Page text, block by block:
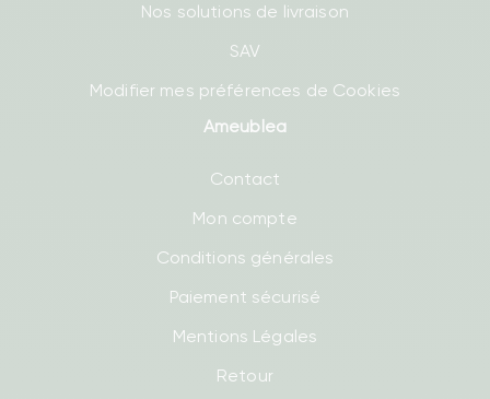
Nos solutions de livraison
SAV
Modifier mes préférences de Cookies
Ameublea
Contact
Mon compte
Conditions générales
Paiement sécurisé
Mentions Légales
Retour